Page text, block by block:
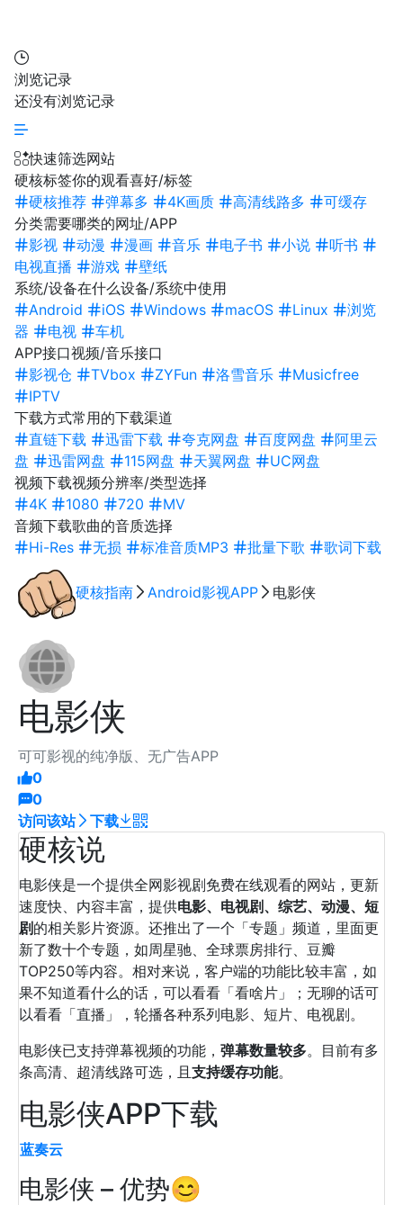
浏览记录
还没有浏览记录
快速筛选网站
硬核标签你的观看喜好/标签
硬核推荐
弹幕多 4K画质 高清线路多
可缓存
分类需要哪类的网址/APP
影视
动漫 漫画 音乐 电子书 小说
听书
电视直播
游戏
壁纸
系统/设备在什么设备/系统中使用
Android
iOS Windows macOS Linux
浏览
器
电视
车机
APP接口视频/音乐接口
影视仓
TVbox ZYFun 洛雪音乐
Musicfree
IPTV
下载方式常用的下载渠道
直链下载
迅雷下载 夸克网盘 百度网盘
阿里云
盘
迅雷网盘 115网盘 天翼网盘
UC网盘
视频下载视频分辨率/类型选择
4K
1080 720
MV
音频下载歌曲的音质选择
Hi-Res
无损 标准音质MP3 批量下歌 歌词下载
硬核指南 Android影视APP 电影侠
电影侠
可可影视的纯净版、无广告APP
0
0
访问该站
下载
硬核说
电影侠是一个提供全网影视剧免费在线观看的网站，更新
速度快、内容丰富，提供电影、电视剧、综艺、动漫、短
剧 的相关影片资源。还推出了一个「专题」频道，里面更
新了数十个专题，如周星驰、全球票房排行、豆瓣
TOP250等内容。相对来说，客户端的功能比较丰富，如
果不知道看什么的话，可以看看「看啥片」；无聊的话可
以看看「直播」，轮播各种系列电影、短片、电视剧。
电影侠已支持弹幕视频的功能， 弹幕数量较多。目前有多
条高清、超清线路可选，且 支持缓存功能。
电影侠APP下载
蓝奏云
电影侠 – 优势😊